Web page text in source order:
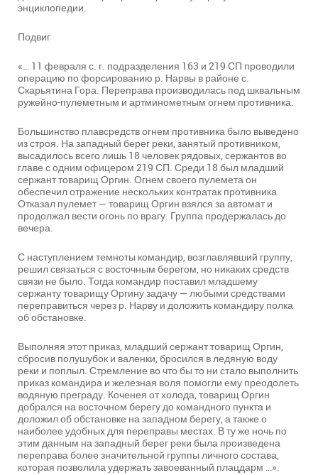
энциклопедии.
Подвиг
«… 11 февраля с. г. подразделения 163 и 219 СП проводили
операцию по форсированию р. Нарвы в районе с.
Скарьятина Гора. Переправа производилась под шквальным
ружейно-пулеметным и артминометным огнем противника.
Большинство плавсредств огнем противника было выведено
из строя. На западный берег реки, занятый противником,
высадилось всего лишь 18 человек рядовых, сержантов во
главе с одним офицером 219 СП. Среди 18 был младший
сержант товарищ Оргин. Огнем своего пулемета он
обеспечил отражение нескольких контратак противника.
Отказал пулемет — товарищ Оргин взялся за автомат и
продолжал вести огонь по врагу. Группа продержалась до
вечера.
С наступлением темноты командир, возглавлявший группу,
решил связаться с восточным берегом, но никаких средств
связи не было. Тогда командир поставил младшему
сержанту товарищу Оргину задачу — любыми средствами
переправиться через р. Нарву и доложить командиру полка
об обстановке.
Выполняя этот приказ, младший сержант товарищ Оргин,
сбросив полушубок и валенки, бросился в ледяную воду
реки и поплыл. Стремление во что бы то ни стало выполнить
приказ командира и железная воля помогли ему преодолеть
водяную преграду. Коченея от холода, товарищ Оргин
добрался на восточном берегу до командного пункта и
доложил об обстановке на западном берегу, а также о
наиболее удобных для переправы местах. В ту же ночь по
этим данным на западный берег реки была произведена
переправа более значительной группы личного состава,
которая позволила удержать завоеванный плацдарм …».